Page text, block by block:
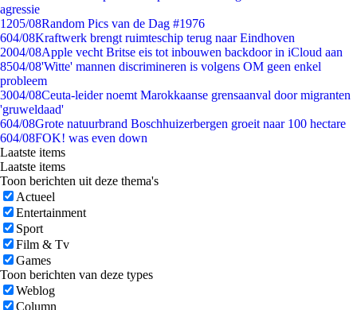
agressie
1205/08Random Pics van de Dag #1976
604/08Kraftwerk brengt ruimteschip terug naar Eindhoven
2004/08Apple vecht Britse eis tot inbouwen backdoor in iCloud aan
8504/08'Witte' mannen discrimineren is volgens OM geen enkel
probleem
3004/08Ceuta-leider noemt Marokkaanse grensaanval door migranten
'gruweldaad'
604/08Grote natuurbrand Boschhuizerbergen groeit naar 100 hectare
604/08FOK! was even down
Laatste items
Laatste items
Toon berichten uit deze thema's
Actueel
Entertainment
Sport
Film & Tv
Games
Toon berichten van deze types
Weblog
Column